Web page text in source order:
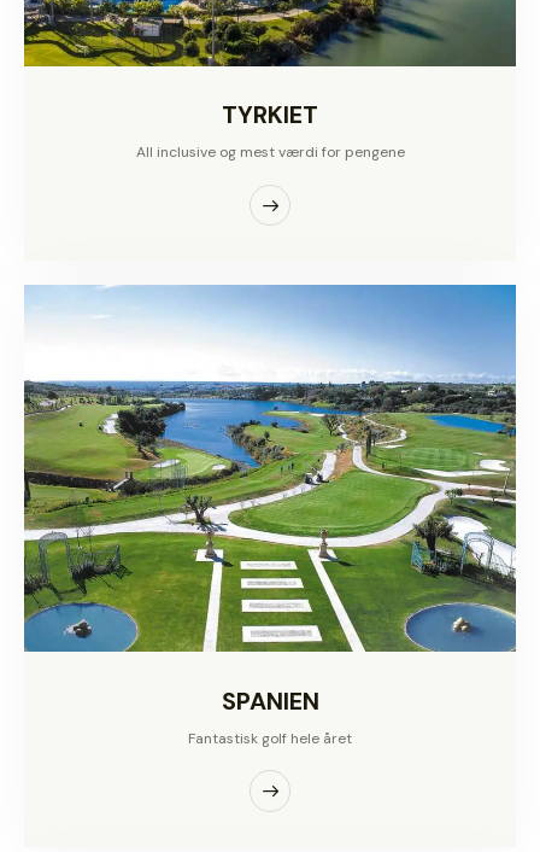
TYRKIET
All inclusive og mest værdi for pengene
SPANIEN
Fantastisk golf hele året